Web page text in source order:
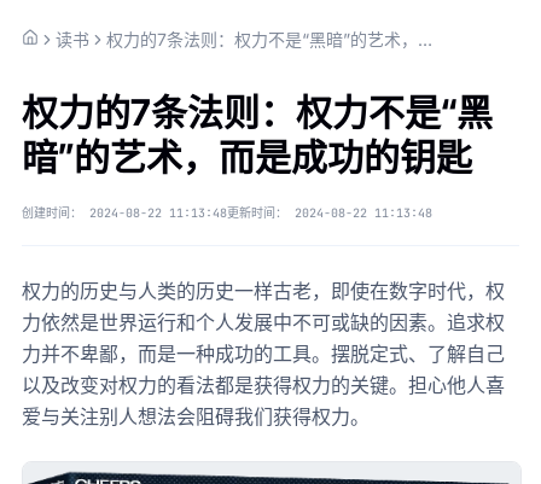
读书 权力的7条法则：权力不是“黑暗”的艺术，而是成功的钥匙
权力的7条法则：权力不是“黑
暗”的艺术，而是成功的钥匙
创建时间： 2024-08-22 11:13:48更新时间： 2024-08-22 11:13:48
权力的历史与人类的历史一样古老，即使在数字时代，权
力依然是世界运行和个人发展中不可或缺的因素。追求权
力并不卑鄙，而是一种成功的工具。摆脱定式、了解自己
以及改变对权力的看法都是获得权力的关键。担心他人喜
爱与关注别人想法会阻碍我们获得权力。